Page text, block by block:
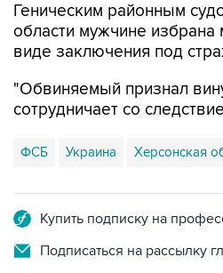
Геническим районным
области мужчине
виде заключения под
"Обвиняемый признал
сотрудничает со
ФСБ Украина Херсонская
Купить подписку на
Подписаться на рассылку